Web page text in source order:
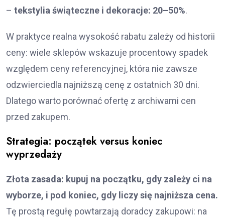
– tekstylia świąteczne i dekoracje: 20–50%.
W praktyce realna wysokość rabatu zależy od historii
ceny: wiele sklepów wskazuje procentowy spadek
względem ceny referencyjnej, która nie zawsze
odzwierciedla najniższą cenę z ostatnich 30 dni.
Dlatego warto porównać ofertę z archiwami cen
przed zakupem.
Strategia: początek versus koniec
wyprzedaży
Złota zasada: kupuj na początku, gdy zależy ci na
wyborze, i pod koniec, gdy liczy się najniższa cena.
Tę prostą regułę powtarzają doradcy zakupowi: na